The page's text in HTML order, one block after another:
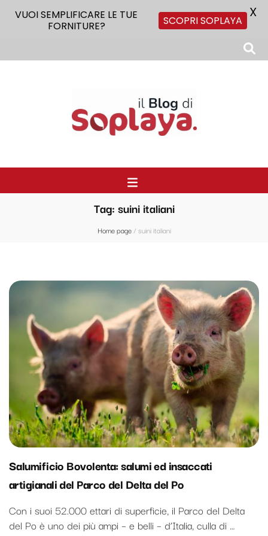
Tag: suini italiani
Home page/suini italiani
Salumificio Bovolenta: salumi ed insaccati
artigianali del Parco del Delta del Po
Con i suoi 52.000 ettari di superficie, il Parco del Delta
del Po è uno dei più ampi – e belli – d’Italia, culla di …
VUOI SEMPLIFICARE LE TUE
FORNITURE?
SCOPRI SOPLAYA X